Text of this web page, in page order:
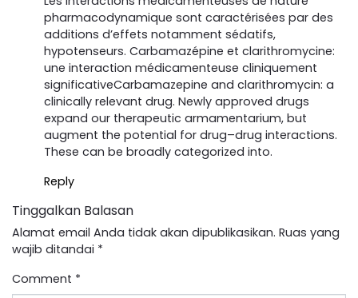
pharmacodynamique sont caractérisées par des
additions d’effets notamment sédatifs,
hypotenseurs. Carbamazépine et clarithromycine:
une interaction médicamenteuse cliniquement
significativeCarbamazepine and clarithromycin: a
clinically relevant drug. Newly approved drugs
expand our therapeutic armamentarium, but
augment the potential for drug–drug interactions.
These can be broadly categorized into.
Reply
Tinggalkan Balasan
Alamat email Anda tidak akan dipublikasikan. Ruas yang
wajib ditandai *
Comment *